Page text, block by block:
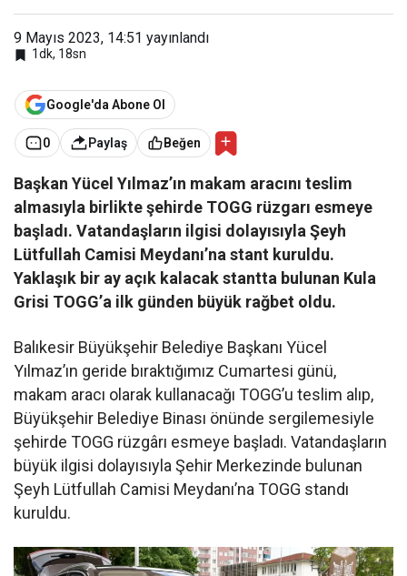
9 Mayıs 2023, 14:51 yayınlandı
1dk, 18sn
Google'da Abone Ol
0 Paylaş Beğen
Başkan Yücel Yılmaz’ın makam aracını teslim
almasıyla birlikte şehirde TOGG rüzgarı esmeye
başladı. Vatandaşların ilgisi dolayısıyla Şeyh
Lütfullah Camisi Meydanı’na stant kuruldu.
Yaklaşık bir ay açık kalacak stantta bulunan Kula
Grisi TOGG’a ilk günden büyük rağbet oldu.
Balıkesir Büyükşehir Belediye Başkanı Yücel
Yılmaz’ın geride bıraktığımız Cumartesi günü,
makam aracı olarak kullanacağı TOGG’u teslim alıp,
Büyükşehir Belediye Binası önünde sergilemesiyle
şehirde TOGG rüzgârı esmeye başladı. Vatandaşların
büyük ilgisi dolayısıyla Şehir Merkezinde bulunan
Şeyh Lütfullah Camisi Meydanı’na TOGG standı
kuruldu.